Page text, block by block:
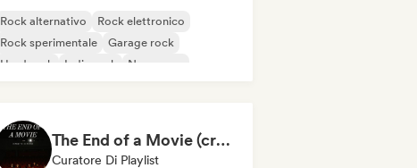
Rock alternativo
Rock elettronico
Rock sperimentale
Garage rock
Hard rock
Indie rock
New wave
The End of a Movie (credit scenes) 🎞️ Cinematic Dream Pop & Bedroom Indie
Curatore Di Playlist